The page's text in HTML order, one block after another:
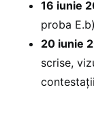
16 iunie
proba
20 iunie
scrise,